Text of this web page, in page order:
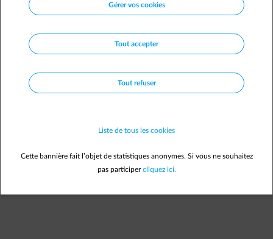
Comment le prix est-il déterminé?
Gérer vos cookies
Tout accepter
Tout refuser
Liste de tous les cookies
Cette bannière fait l’objet de statistiques anonymes. Si vous ne souhaitez
pas participercliquez ici.